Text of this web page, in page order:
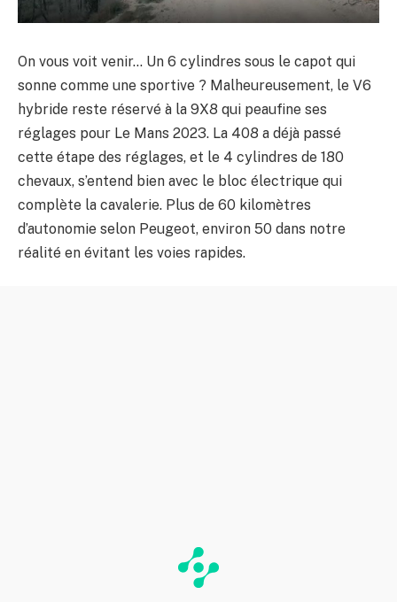
On vous voit venir… Un 6 cylindres sous le capot qui
sonne comme une sportive ? Malheureusement, le V6
hybride reste réservé à la 9X8 qui peaufine ses
réglages pour Le Mans 2023. La 408 a déjà passé
cette étape des réglages, et le 4 cylindres de 180
chevaux, s’entend bien avec le bloc électrique qui
complète la cavalerie. Plus de 60 kilomètres
d’autonomie selon Peugeot, environ 50 dans notre
réalité en évitant les voies rapides.